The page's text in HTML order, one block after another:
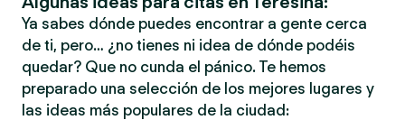
Ya sabes dónde puedes encontrar a gente cerca
de ti, pero… ¿no tienes ni idea de dónde podéis
quedar? Que no cunda el pánico. Te hemos
preparado una selección de los mejores lugares y
las ideas más populares de la ciudad: